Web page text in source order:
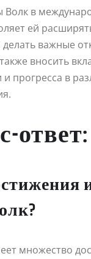
Волк в
ей
важные
вносить
прогресса в
ответ:
множество